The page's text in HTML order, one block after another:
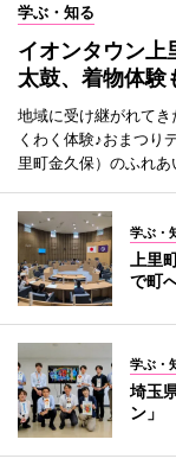
学ぶ・知る
イオンタウン
太鼓、着物体験
地域に受け継がれて
くわく体験♪おまつり
里町金久保）のふれあ
学ぶ・
上
で町
学ぶ・
埼玉
ン」